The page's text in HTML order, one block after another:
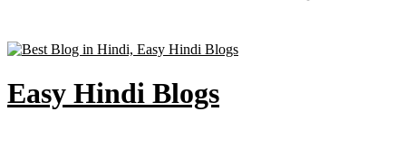
Easy Hindi Blogs